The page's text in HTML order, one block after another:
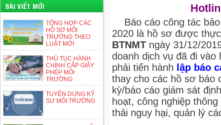
BÀI VIẾT MỚI
TỔNG HỢP CÁC
HỒ SƠ MÔI
TRƯỜNG THEO
LUẬT MỚI
THỦ TỤC HÀNH
CHÍNH CẤP GIẤY
PHÉP MÔI
TRƯỜNG
TUYỂN DỤNG KỸ
SƯ MÔI TRƯỜNG
Báo cáo công tác
2020 là hồ sơ được
BTNMT ngày 31/12/
doanh dịch vụ đã đi
phải tiến hành lập báo
thay cho các hồ sơ báo
kỳ/báo cáo giám sát
hoạt, công nghiệp
thải nguy hại, quản lý